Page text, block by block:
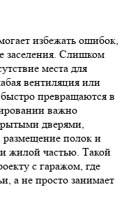
избежать ошибок,
заселения. Слишком
места для
вентиляция или
превращаются в
важно
дверями,
размещение полок и
жилой частью. Такой
с гаражом, где
а не просто занимает